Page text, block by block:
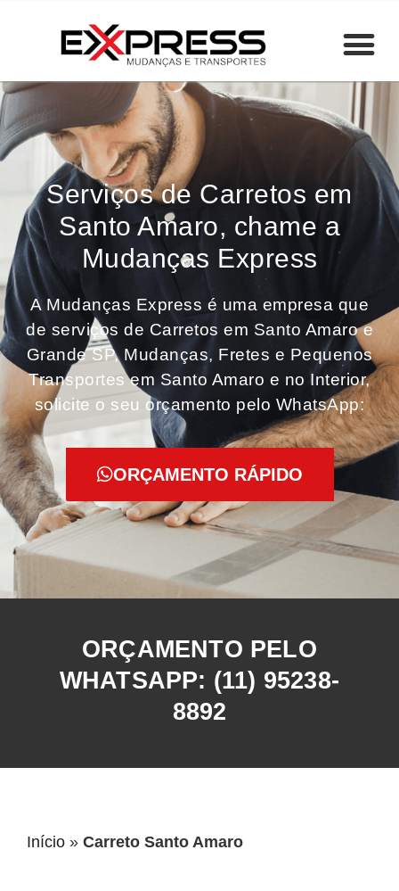
Serviços de Carretos em
Santo Amaro, chame a
Mudanças Express
A Mudanças Express é uma empresa que
de serviços de Carretos em Santo Amaro e
Grande SP, Mudanças, Fretes e Pequenos
Transportes em Santo Amaro e no Interior,
solicite o seu orçamento pelo WhatsApp:
ORÇAMENTO RÁPIDO
ORÇAMENTO PELO
WHATSAPP: (11) 95238-
8892
Início » Carreto Santo Amaro